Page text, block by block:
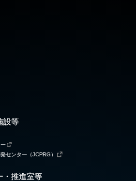
設等
センター（JCPRG）
・推進室等